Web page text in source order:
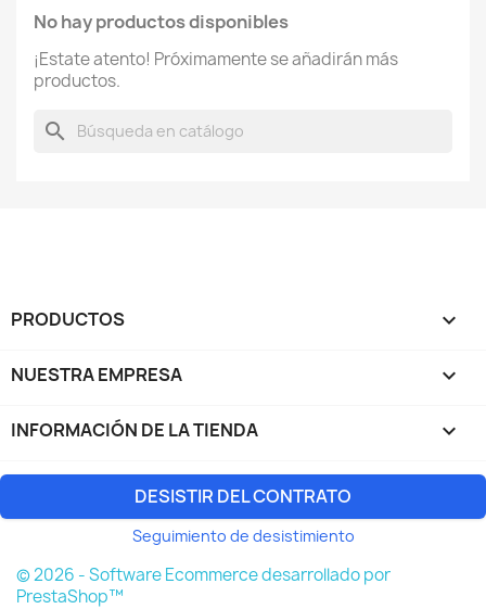
No hay productos disponibles
¡Estate atento! Próximamente se añadirán más
productos.
search
PRODUCTOS 
NUESTRA EMPRESA 
INFORMACIÓN DE LA TIENDA keyboard_arrow_down
DESISTIR DEL CONTRATO
Seguimiento de desistimiento
© 2026 - Software Ecommerce desarrollado por
PrestaShop™